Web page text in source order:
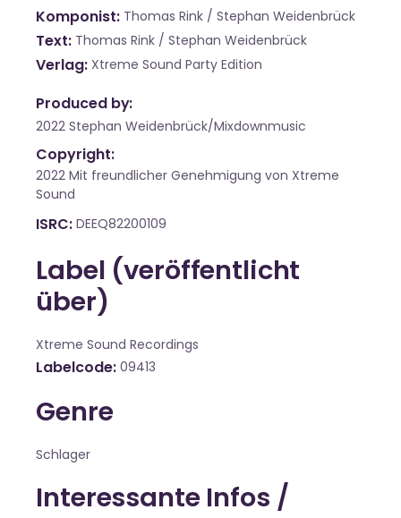
Komponist Thomas Rink / Stephan Weidenbrück
Text Thomas Rink / Stephan Weidenbrück
Verlag Xtreme Sound Party Edition
Produced by:
2022 Stephan Weidenbrück/Mixdownmusic
Copyright:
2022 Mit freundlicher Genehmigung von Xtreme
Sound
ISRC DEEQ82200109
Label (veröffentlicht
über)
Xtreme Sound Recordings
Labelcode 09413
Genre
Schlager
Interessante Infos /